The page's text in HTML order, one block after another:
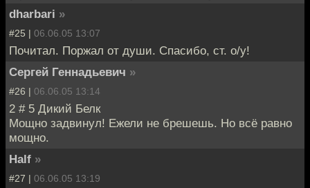
dharbari »
#25 | 06.06.05 13:07
Почитал. Поржал от души. Спасибо, ст. о/у!
Сергей Геннадьевич »
#26 | 06.06.05 13:14
2 # 5 Дикий Белк
Мощно задвинул! Ежели не брешешь. Но всё равно
мощно.
Half »
#27 | 06.06.05 13:19